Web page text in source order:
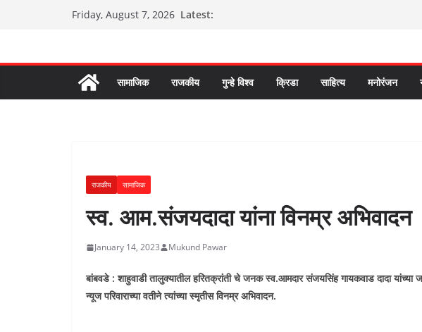
Friday, August 7, 2026 Latest:
सामाजिक राजकीय गुन्हे विश्व क्रिडा साहित्य मनोरंजन
राजकीय सामाजिक
स्व. आम.संजयदादा यांना विनम्र अभिवादन
January 14, 2023 Mukund Pawar
बांबवडे : शाहुवाडी तालुक्यातील हरितक्रांती चे जनक स्व.आमदार संजयसिंह गायकवाड दादा यांच्या
न्यूज परिवाराच्या वतीने त्यांच्या स्मृतीस विनम्र अभिवादन.